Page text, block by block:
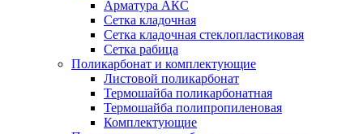
Арматура АКС
Сетка кладочная
Сетка кладочная стеклопластиковая
Сетка рабица
Поликарбонат и комплектующие
Листовой поликарбонат
Термошайба поликарбонатная
Термошайба полипропиленовая
Комплектующие